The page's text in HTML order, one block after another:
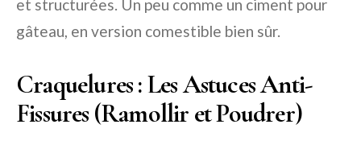
et structurées. Un peu comme un ciment pour
gâteau, en version comestible bien sûr.
Craquelures : Les Astuces Anti-
Fissures (Ramollir et Poudrer)